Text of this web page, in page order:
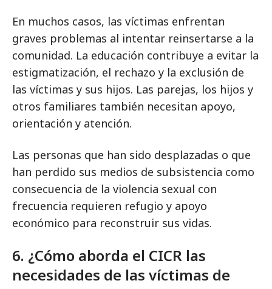
En muchos casos, las víctimas enfrentan
graves problemas al intentar reinsertarse a la
comunidad. La educación contribuye a evitar la
estigmatización, el rechazo y la exclusión de
las víctimas y sus hijos. Las parejas, los hijos y
otros familiares también necesitan apoyo,
orientación y atención.
Las personas que han sido desplazadas o que
han perdido sus medios de subsistencia como
consecuencia de la violencia sexual con
frecuencia requieren refugio y apoyo
económico para reconstruir sus vidas.
6. ¿Cómo aborda el CICR las
necesidades de las víctimas de